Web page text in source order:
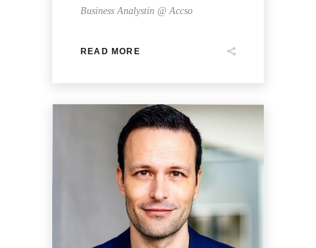
Business Analystin @ Accso
READ MORE